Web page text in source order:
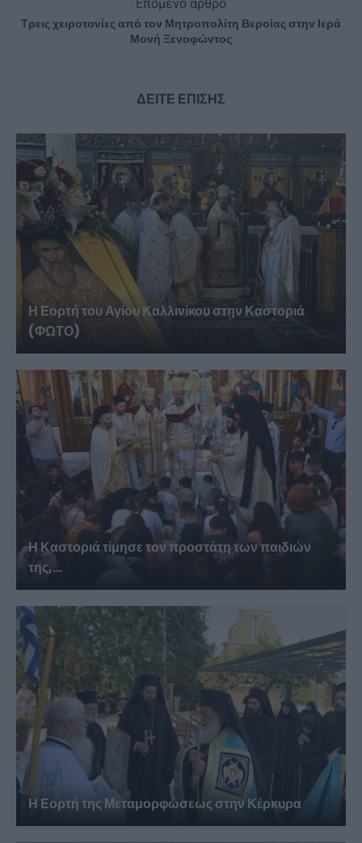
Επόμενο άρθρο
Τρεις χειροτονίες από τον Μητροπολίτη Βεροίας στην Ιερά
Μονή Ξενοφώντος
ΔΕΙΤΕ ΕΠΙΣΗΣ
Η Εορτή του Αγίου Καλλινίκου στην Καστοριά
(ΦΩΤΟ)
Η Καστοριά τίμησε τον προστάτη των παιδιών
της,...
Η Εορτή της Μεταμορφώσεως στην Κέρκυρα